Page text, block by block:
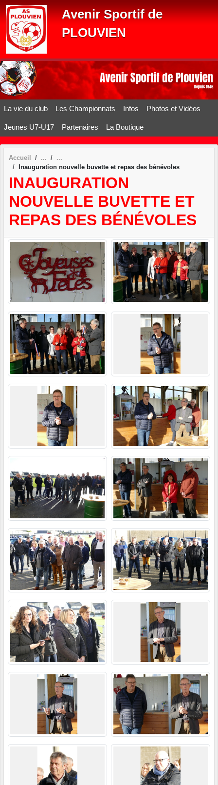
Avenir Sportif de
PLOUVIEN
La vie du club Les Championnats Infos Photos et Vidéos
Jeunes U7-U17 Partenaires La Boutique
Accueil
Inauguration nouvelle buvette et repas des bénévoles
INAUGURATION
NOUVELLE BUVETTE ET
REPAS DES BÉNÉVOLES
Panneau de gestion des cookies